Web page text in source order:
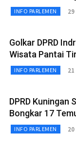
INFO PARLEMEN
Golkar DPRD
Wisata Pantai
INFO PARLEMEN
DPRD Kuningan
Bongkar 17
INFO PARLEMEN